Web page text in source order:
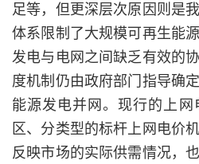
足等，但更深层次原因则是
体系限制了大规模可再生能
发电与电网之间缺乏有效的
度机制仍由政府部门指导确
能源发电并网。现行的上
区、分类型的标杆上网电价
反映市场的实际供需情况，